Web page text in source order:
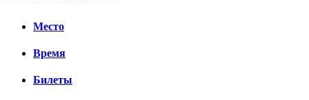
Место
Время
Билеты